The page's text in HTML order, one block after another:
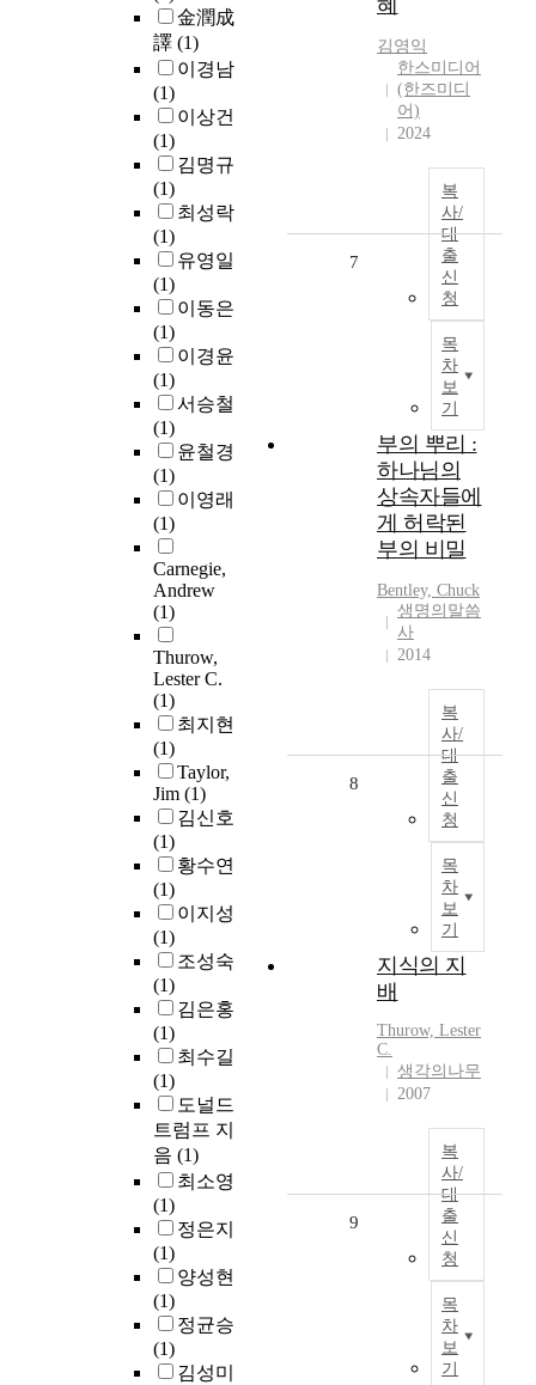
金潤成
譯 (1)
이경남
(1)
이상건
(1)
김명규
(1)
최성락
(1)
유영일
(1)
이동은
(1)
이경윤
(1)
서승철
(1)
윤철경
(1)
이영래
(1)
Carnegie,
Andrew
(1)
Thurow,
Lester C.
(1)
최지현
(1)
Taylor,
Jim (1)
김신호
(1)
황수연
(1)
이지성
(1)
조성숙
(1)
김은홍
(1)
최수길
(1)
도널드
트럼프 지
음 (1)
최소영
(1)
정은지
(1)
양성현
(1)
정균승
(1)
김성미
혜
김영익
한스미디어
(한즈미디
어)
2024
복
사/
대
출
신
청
목
차
보
기
7
부의 뿌리 :
하나님의
상속자들에
게 허락된
부의 비밀
Bentley, Chuck
생명의말씀
사
2014
복
사/
대
출
신
청
목
차
보
기
8
지식의 지
배
Thurow, Lester
C.
생각의나무
2007
복
사/
대
출
신
청
목
차
보
기
9